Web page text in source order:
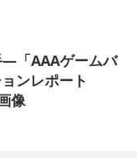
―「AAAゲームバ
ンレポート
像